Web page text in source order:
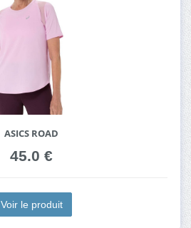
ASICS ROAD
45.0 €
Voir le produit